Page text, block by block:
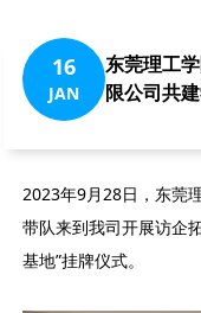
16
JAN
东莞理工
限公司共
2023年9月28日，东莞
带队来到我司开展访企
基地”挂牌仪式。